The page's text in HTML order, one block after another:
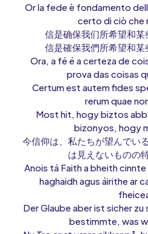
Or la fede è fondamento
certo di ciò che
信是确保我们所希望和
信是確保我們所希望和
Ora, a fé é a certeza de
prova das coisas
Certum est autem fides
rerum quae
Most hit, hogy biztos
bizonyos, hogy
今信仰は、私たちが望んでい
は見えないものの
Anois tá Faith a bheith
haghaidh agus áirithe ar
Der Glaube aber ist sicher
bestimmte, was